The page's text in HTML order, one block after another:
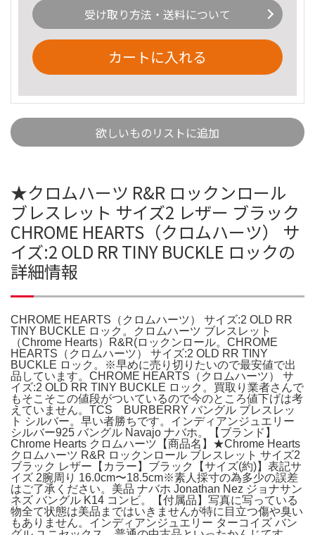
受け取り方法・送料について
カートに入れる
欲しいものリストに追加
★クロムハーツ R&R ロックンロール
ブレスレット サイズ2 レザー ブラック
CHROME HEARTS（クロムハーツ） サ
イズ:2 OLD RR TINY BUCKLE ロックの
詳細情報
CHROME HEARTS（クロムハーツ） サイズ:2 OLD RR
TINY BUCKLE ロック。クロムハーツ ブレスレット
（Chrome Hearts）R&R(ロックンロール。CHROME
HEARTS（クロムハーツ） サイズ:2 OLD RR TINY
BUCKLE ロック。※早めに売り切りたいので最安値で出
品しています。CHROME HEARTS（クロムハーツ） サ
イズ:2 OLD RR TINY BUCKLE ロック。買取り業者さんで
もそこそこの値段がついているので今のところ値下げは考
えていません。TCS BURBERRY バングル ブレスレッ
ト シルバー。早い者勝ちです。インディアンジュエリー
シルバー925 バングル Navajo ナバホ。【ブランド】
Chrome Hearts クロムハーツ【商品名】★Chrome Hearts
クロムハーツ R&R ロックンロール ブレスレット サイズ2
ブラック レザー【カラー】ブラック【サイズ(約)】表記サ
イズ 2腕周り 16.0cm〜18.5cm※素人採寸の為多少の誤差
はご了承ください。美品 ナバホ Jonathan Nez ジョナサン
ネズ バングル K14 コンビ。【付属品】写真に写っている
物全て状態は美品まではいきませんが特に目立つ傷や臭い
もありません。インディアンジュエリー ターコイズ バン